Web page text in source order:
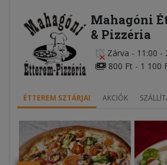
Mahagóni
& Pizzéria
Zárva - 11:00 -
800 Ft - 1 100
ÉTTEREM SZTÁRJAI AKCIÓK